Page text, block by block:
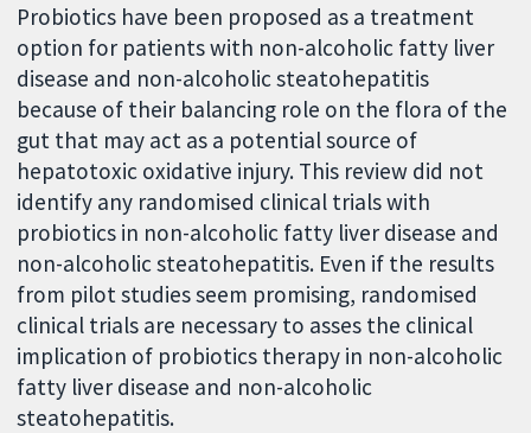
Probiotics have been proposed as a treatment
option for patients with non-alcoholic fatty liver
disease and non-alcoholic steatohepatitis
because of their balancing role on the flora of the
gut that may act as a potential source of
hepatotoxic oxidative injury. This review did not
identify any randomised clinical trials with
probiotics in non-alcoholic fatty liver disease and
non-alcoholic steatohepatitis. Even if the results
from pilot studies seem promising, randomised
clinical trials are necessary to asses the clinical
implication of probiotics therapy in non-alcoholic
fatty liver disease and non-alcoholic
steatohepatitis.